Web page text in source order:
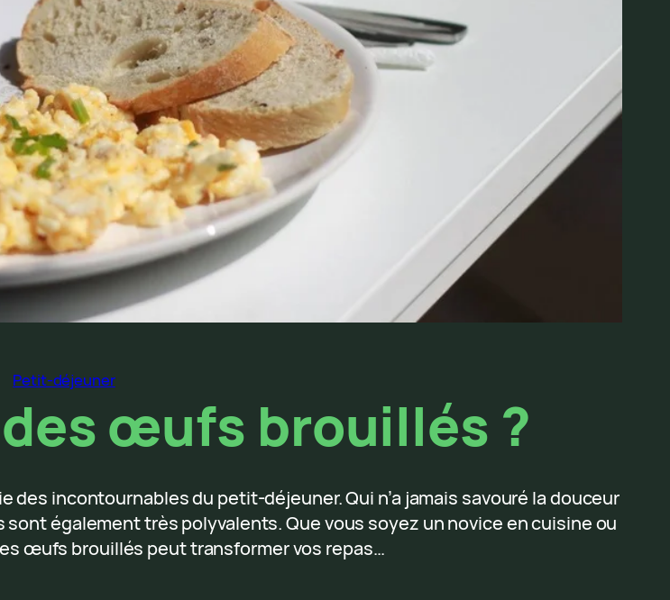
Petit-déjeuner
œufs brouillés ?
incontournables du petit-déjeuner. Qui n’a jamais savouré la douceur
également très polyvalents. Que vous soyez un novice en cuisine ou
œufs brouillés peut transformer vos repas…